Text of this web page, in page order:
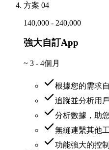
方案 04
140,000 - 240,000
強大自訂App
~ 3 - 4個月
根據您的需求
追蹤並分析用
分析數據，助
無縫連繫其他
功能強大的控